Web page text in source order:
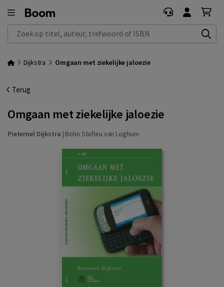
Zoek op titel, auteur, trefwoord of ISBN
Dijkstra Omgaan met ziekelijke jaloezie
Terug
Omgaan met ziekelijke jaloezie
Pieternel Dijkstra | Bohn Stafleu van Loghum